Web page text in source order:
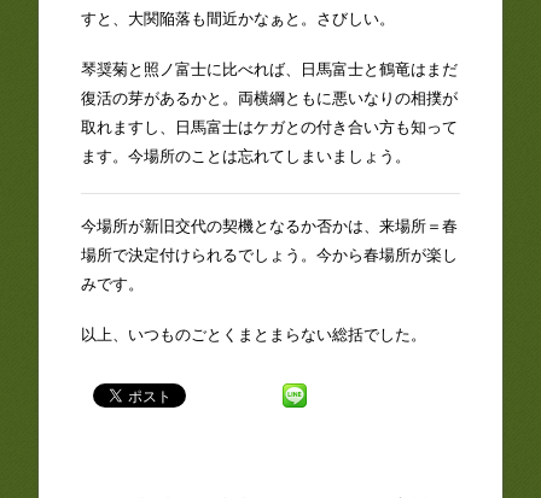
すと、大関陥落も間近かなぁと。さびしい。
琴奨菊と照ノ富士に比べれば、日馬富士と鶴竜はまだ
復活の芽があるかと。両横綱ともに悪いなりの相撲が
取れますし、日馬富士はケガとの付き合い方も知って
ます。今場所のことは忘れてしまいましょう。
今場所が新旧交代の契機となるか否かは、来場所＝春
場所で決定付けられるでしょう。今から春場所が楽し
みです。
以上、いつものごとくまとまらない総括でした。